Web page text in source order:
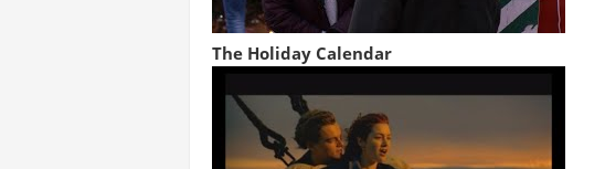
The Holiday Calendar